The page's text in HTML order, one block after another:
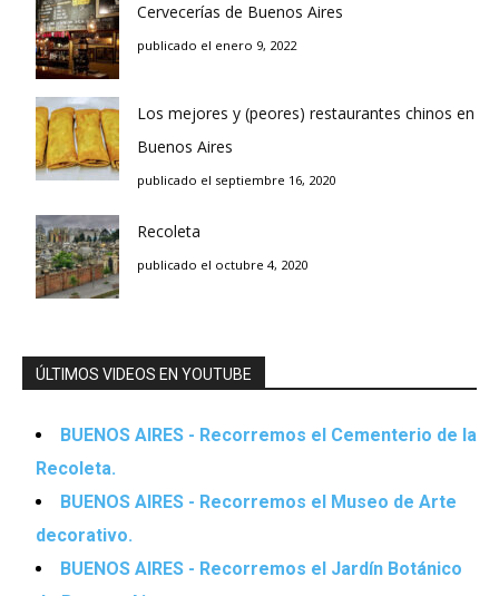
Cervecerías de Buenos Aires
publicado el enero 9, 2022
Los mejores y (peores) restaurantes chinos en
Buenos Aires
publicado el septiembre 16, 2020
Recoleta
publicado el octubre 4, 2020
ÚLTIMOS VIDEOS EN YOUTUBE
BUENOS AIRES - Recorremos el Cementerio de la
Recoleta.
BUENOS AIRES - Recorremos el Museo de Arte
decorativo.
BUENOS AIRES - Recorremos el Jardín Botánico